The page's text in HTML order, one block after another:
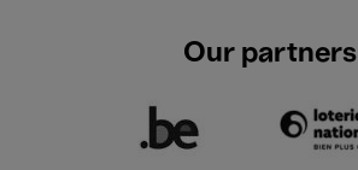
Our partners